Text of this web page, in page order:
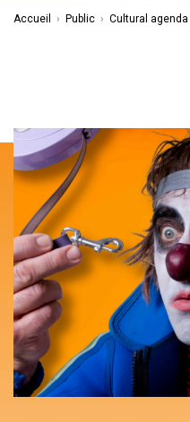
Accueil › Public › Cultural agenda